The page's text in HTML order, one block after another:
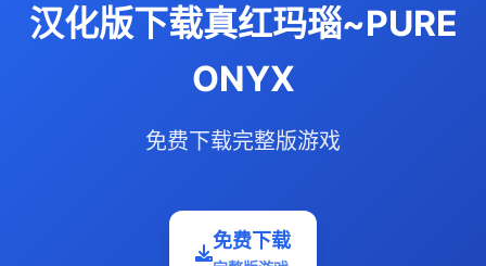
汉化版下载真红玛瑙~PURE
ONYX
免费下载完整版游戏
免费下载